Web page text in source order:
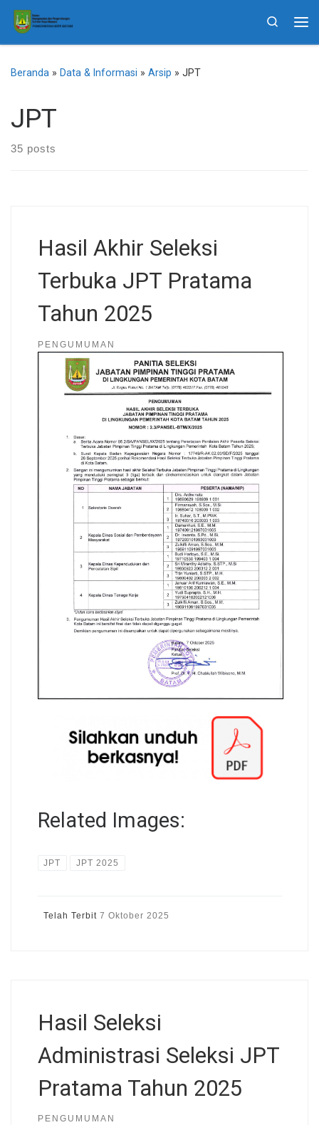
Skip to content
Search
Beranda » Data & Informasi » Arsip » JPT
JPT
35 posts
Hasil Akhir Seleksi
Terbuka JPT Pratama
Tahun 2025
PENGUMUMAN
Related Images:
JPT JPT 2025
Telah Terbit 7 Oktober 2025
Hasil Seleksi
Administrasi Seleksi JPT
Pratama Tahun 2025
PENGUMUMAN